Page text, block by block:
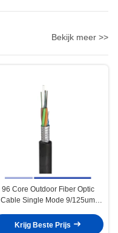
Bekijk meer >>
96 Core Outdoor Fiber Optic
Cable Single Mode 9/125um
kabel
Krijg Beste Prijs